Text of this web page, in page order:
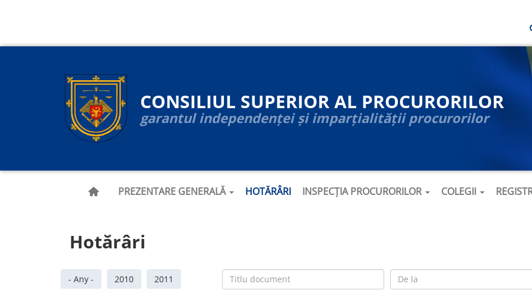
CONSILIUL SUPERIOR AL PROCURORILOR
garantul independenței și imparțialității procurorilor
principală
PREZENTARE GENERALĂ HOTĂRÂRI INSPECȚIA PROCURORILOR COLEGII
Hotărâri
- Any - 2010 2011